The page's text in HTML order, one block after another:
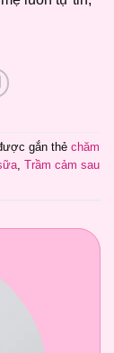
gắn thẻ chăm
, Trầm cảm sau